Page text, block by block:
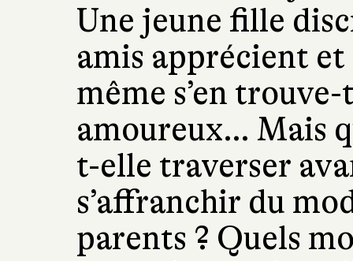
Une jeune fille
amis apprécient
même s’en
amoureux… Mais
t-elle traverser
s’affranchir du
parents ? Quels